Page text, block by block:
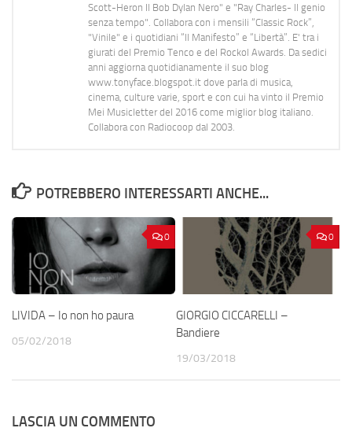
Scott-Heron Il Bob Dylan Nero" e "Ray Charles- Il genio
senza tempo". Collabora con i mensili “Classic Rock”,
"Vinile" e i quotidiani “Il Manifesto” e “Libertà”. E' tra i
giurati del Premio Tenco e del Rockol Awards. Da sedici
anni aggiorna quotidianamente il suo blog
www.tonyface.blogspot.it dove parla di musica,
cinema, culture varie, sport e con cui ha vinto il Premio
Mei Musicletter del 2016 come miglior blog italiano.
Collabora con Radiocoop dal 2003.
POTREBBERO INTERESSARTI ANCHE...
0
LIVIDA – Io non ho paura
05/02/2018
0
GIORGIO CICCARELLI –
Bandiere
19/03/2018
LASCIA UN COMMENTO